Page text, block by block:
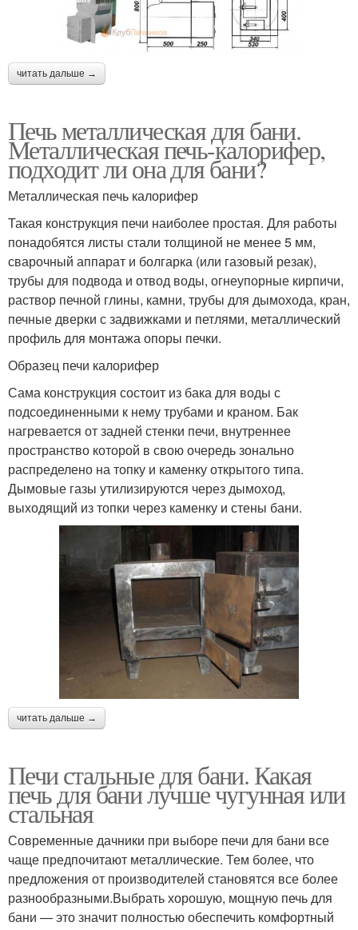
читать дальше →
Печь металлическая для бани.
Металлическая печь-калорифер,
подходит ли она для бани?
Металлическая печь калорифер
Такая конструкция печи наиболее простая. Для работы
понадобятся листы стали толщиной не менее 5 мм,
сварочный аппарат и болгарка (или газовый резак),
трубы для подвода и отвод воды, огнеупорные кирпичи,
раствор печной глины, камни, трубы для дымохода, кран,
печные дверки с задвижками и петлями, металлический
профиль для монтажа опоры печки.
Образец печи калорифер
Сама конструкция состоит из бака для воды с
подсоединенными к нему трубами и краном. Бак
нагревается от задней стенки печи, внутреннее
пространство которой в свою очередь зонально
распределено на топку и каменку открытого типа.
Дымовые газы утилизируются через дымоход,
выходящий из топки через каменку и стены бани.
читать дальше →
Печи стальные для бани. Какая
печь для бани лучше чугунная или
стальная
Современные дачники при выборе печи для бани все
чаще предпочитают металлические. Тем более, что
предложения от производителей становятся все более
разнообразными.Выбрать хорошую, мощную печь для
бани — это значит полностью обеспечить комфортный